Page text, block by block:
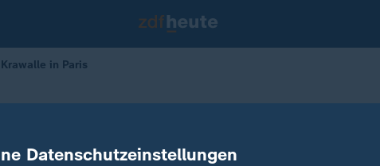
in Paris
Paris
Datenschutzeinstellungen